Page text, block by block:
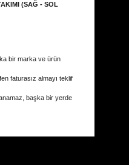
(SAĞ - SOL
bir marka ve ürün
faturasız almayı teklif
başka bir yerde